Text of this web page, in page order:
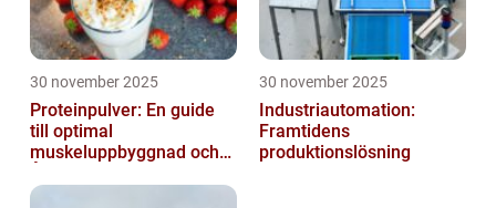
30 november 2025
Proteinpulver: En guide
till optimal
muskeluppbyggnad och
30 november 2025
Industriautomation:
Framtidens
produktionslösning